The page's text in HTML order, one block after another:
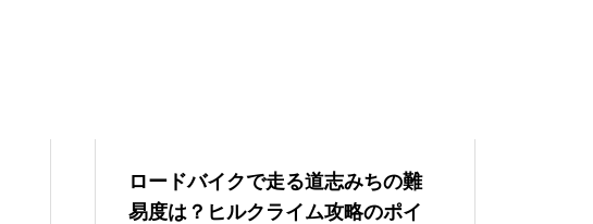
ロードバイクで走る道志みちの難
易度は？ヒルクライム攻略のポイ